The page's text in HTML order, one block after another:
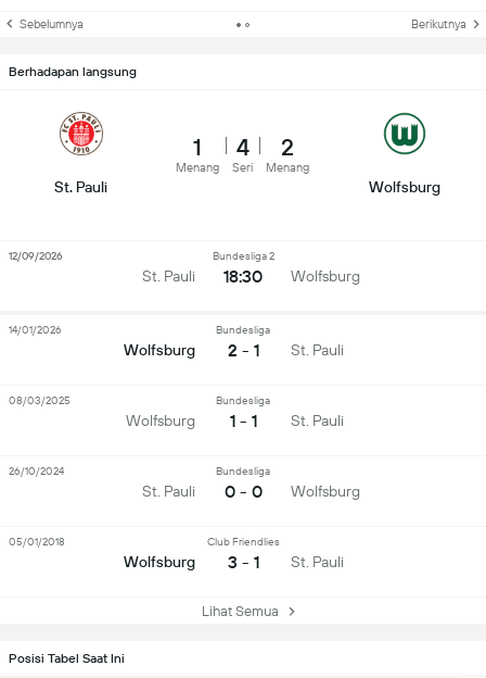
Posisi Tabel Saat Ini
Sebelumnya Berikutnya
Berhadapan langsung
St. Pauli
1
Menang
4
Seri
2
Menang
Wolfsburg
St. Pauli
Bundesliga 2
18:30 Wolfsburg
12/09/2026
Wolfsburg
Bundesliga
2 - 1 St. Pauli
14/01/2026
Wolfsburg
Bundesliga
1 - 1 St. Pauli
08/03/2025
St. Pauli
Bundesliga
0 - 0 Wolfsburg
26/10/2024
Wolfsburg
Club Friendlies
3 - 1 St. Pauli
05/01/2018
Lihat Semua